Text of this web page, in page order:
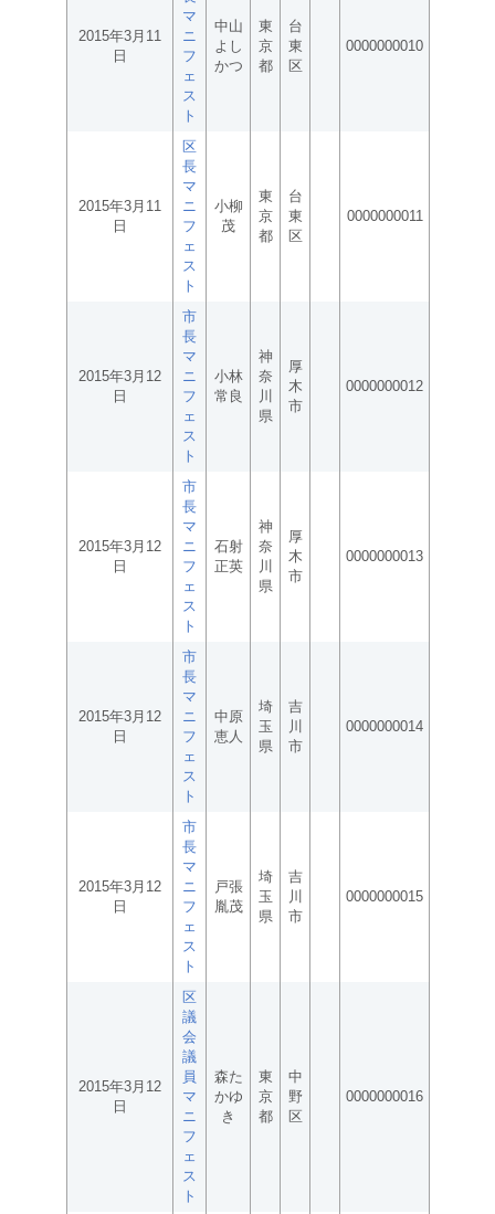
2015年3月11
日
マ
ニ
フ
ェ
ス
ト
中山
よし
かつ
東
京
都
台
東
区
0000000010
2015年3月11
日
区
長
マ
ニ
フ
ェ
ス
ト
小柳
茂
東
京
都
台
東
区
0000000011
2015年3月12
日
市
長
マ
ニ
フ
ェ
ス
ト
小林
常良
神
奈
川
県
厚
木
市
0000000012
2015年3月12
日
市
長
マ
ニ
フ
ェ
ス
ト
石射
正英
神
奈
川
県
厚
木
市
0000000013
2015年3月12
日
市
長
マ
ニ
フ
ェ
ス
ト
中原
恵人
埼
玉
県
吉
川
市
0000000014
2015年3月12
日
市
長
マ
ニ
フ
ェ
ス
ト
戸張
胤茂
埼
玉
県
吉
川
市
0000000015
2015年3月12
日
区
議
会
議
員
マ
ニ
フ
ェ
ス
ト
森た
かゆ
き
東
京
都
中
野
区
0000000016